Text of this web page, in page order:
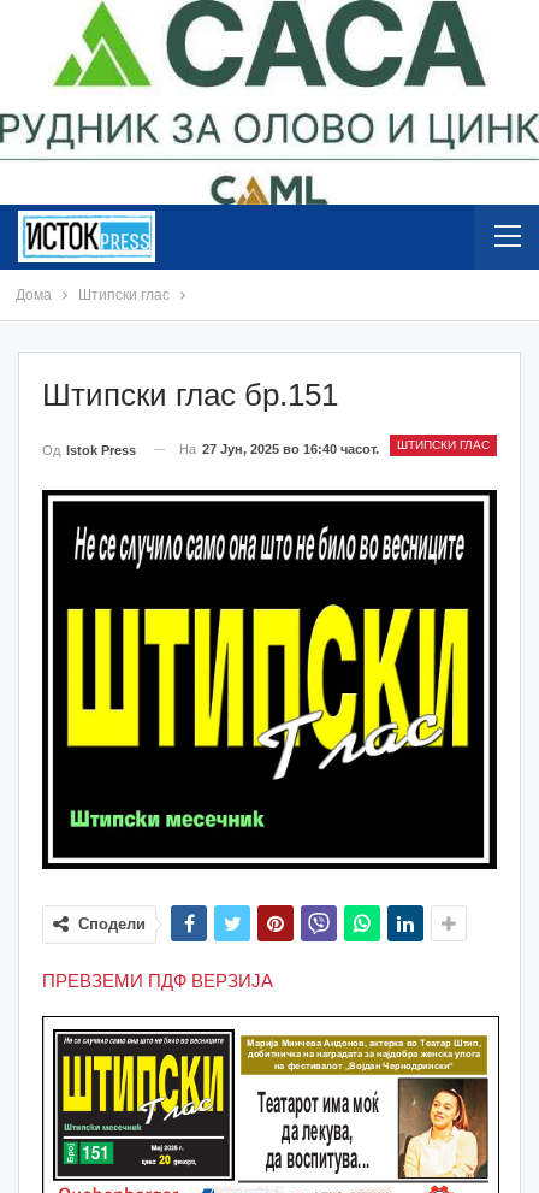
Дома Штипски глас
Штипски глас бр.151
ШТИПСКИ ГЛАС
Од Istok Press На 27 Јун, 2025 во 16:40 часот.
Сподели
ПРЕВЗЕМИ ПДФ ВЕРЗИЈА